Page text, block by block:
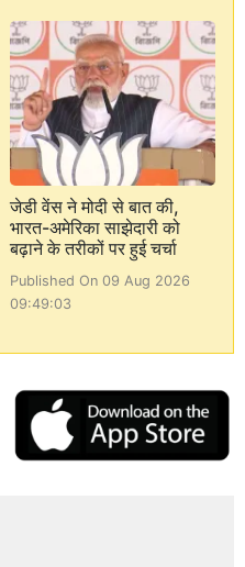
जेडी वेंस ने मोदी से बात की,
भारत-अमेरिका साझेदारी को
बढ़ाने के तरीकों पर हुई चर्चा
Published On 09 Aug 2026
09:49:03